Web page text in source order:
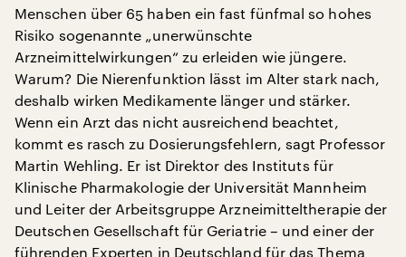
Menschen über 65 haben ein fast fünfmal so hohes
Risiko sogenannte „unerwünschte
Arzneimittelwirkungen“ zu erleiden wie jüngere.
Warum? Die Nierenfunktion lässt im Alter stark nach,
deshalb wirken Medikamente länger und stärker.
Wenn ein Arzt das nicht ausreichend beachtet,
kommt es rasch zu Dosierungsfehlern, sagt Professor
Martin Wehling. Er ist Direktor des Instituts für
Klinische Pharmakologie der Universität Mannheim
und Leiter der Arbeitsgruppe Arzneimitteltherapie der
Deutschen Gesellschaft für Geriatrie – und einer der
führenden Experten in Deutschland für das Thema